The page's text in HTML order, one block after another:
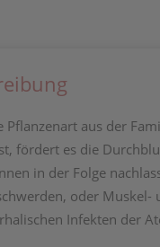
aus der
fördert es die
in der Folge
oder Muskel-
Infekten der